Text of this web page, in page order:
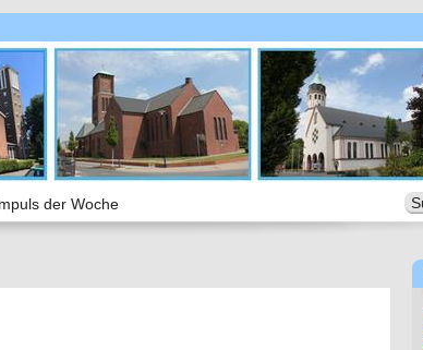
der Woche